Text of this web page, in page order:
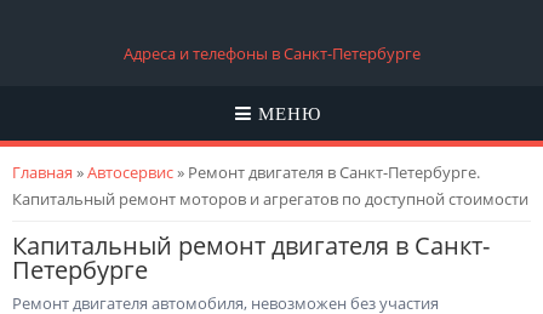
Адреса и телефоны в Санкт-Петербурге
МЕНЮ
Вы здесь
Главная »Автосервис» Ремонт двигателя в Санкт-Петербурге.
Капитальный ремонт моторов и агрегатов по доступной стоимости
Капитальный ремонт двигателя в Санкт-
Петербурге
Ремонт двигателя автомобиля, невозможен без участия